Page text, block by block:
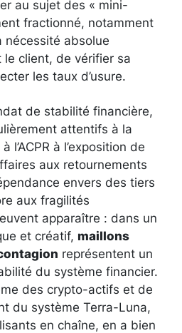
au sujet des « mini-
fractionné, notamment
nécessité absolue
le client, de vérifier sa
les taux d’usure.
de stabilité financière,
attentifs à la
l’ACPR à l’exposition de
aux retournements
envers des tiers
aux fragilités
apparaître : dans un
et créatif, maillons
représentent un
du système financier.
des crypto-actifs et de
du système Terra-Luna,
en chaîne, en a bien